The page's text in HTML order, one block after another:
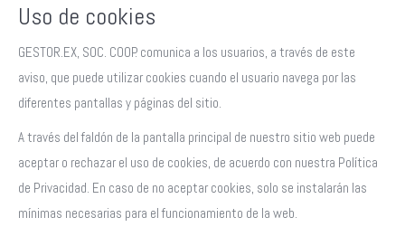
Uso de cookies
GESTOR.EX, SOC. COOP. comunica a los usuarios, a través de este
aviso, que puede utilizar cookies cuando el usuario navega por las
diferentes pantallas y páginas del sitio.
A través del faldón de la pantalla principal de nuestro sitio web puede
aceptar o rechazar el uso de cookies, de acuerdo con nuestra Política
de Privacidad. En caso de no aceptar cookies, solo se instalarán las
mínimas necesarias para el funcionamiento de la web.